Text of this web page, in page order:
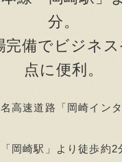
分。
完備でビジネ
点に便利。
高速道路「岡崎イン
岡崎駅」より徒歩約2